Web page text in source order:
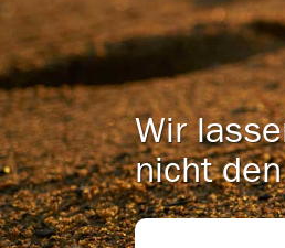
Wir
nicht